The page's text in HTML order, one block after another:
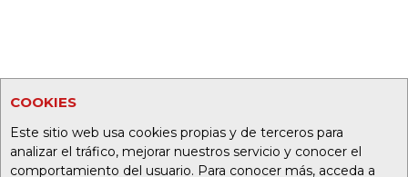
COOKIES
Este sitio web usa cookies propias y de terceros para
analizar el tráfico, mejorar nuestros servicio y conocer el
comportamiento del usuario. Para conocer más, acceda a